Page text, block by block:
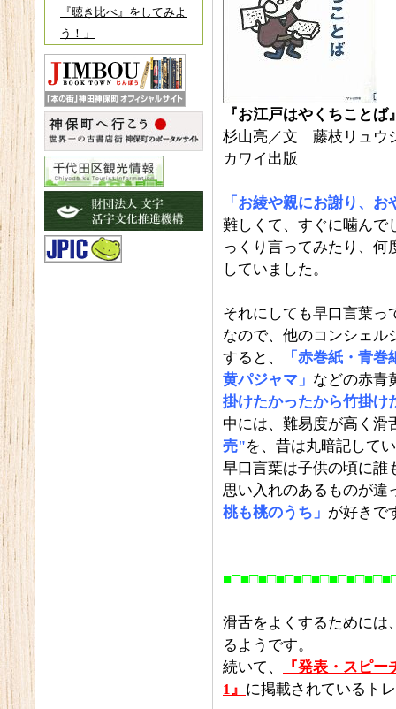
『聴き比べ』をしてみよ
う！」
『お江戸はやくちことば
杉山亮／文 藤枝リュウ
カワイ出版
「お綾や親にお謝り、お
難しくて、すぐに噛んで
っくり言ってみたり、何
していました。
それにしても早口言葉っ
なので、他のコンシェル
すると、
「赤巻紙・青
黄パジャマ」 などの赤青
掛けたかったから竹掛け
中には、難易度が高く滑
売"を、昔は丸暗記して
早口言葉は子供の頃に誰
思い入れのあるものが違
桃も桃のうち」 が好きで
滑舌をよくするためには
るようです。
続いて、
『発表・スピ
1』 に掲載されているト